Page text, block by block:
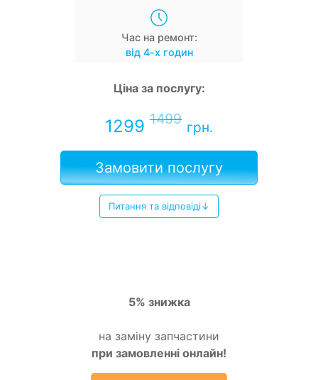
Час на ремонт:
від 4-х годин
Ціна за послугу:
1299 1499 грн.
Замовити послугу
Питання та відповіді↓
5% знижка
на заміну запчастини
при замовленні онлайн!